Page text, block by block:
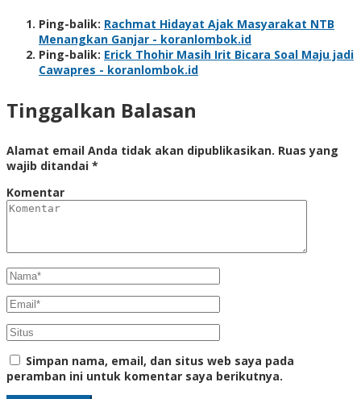
Ping-balik: Rachmat Hidayat Ajak Masyarakat NTB
Menangkan Ganjar - koranlombok.id
Ping-balik: Erick Thohir Masih Irit Bicara Soal Maju jadi
Cawapres - koranlombok.id
Tinggalkan Balasan
Alamat email Anda tidak akan dipublikasikan. Ruas yang
wajib ditandai *
Komentar
Simpan nama, email, dan situs web saya pada
peramban ini untuk komentar saya berikutnya.